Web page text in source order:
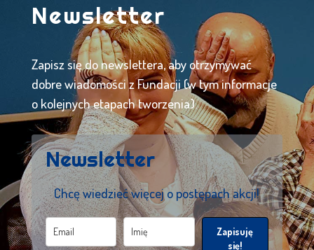
Newsletter
Zapisz się do newslettera, aby otrzymywać
dobre wiadomości z Fundacji (w tym informacje
o kolejnych etapach tworzenia).
Newsletter
Chcę wiedzieć więcej o postępach akcji!
Zapisuję
się!